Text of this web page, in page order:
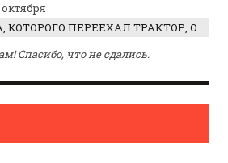
октября
СЕРДЦЕ ПАЦИЕНТА, КОТОРОГО ПЕРЕЕХАЛ ТРАКТОР, ОБНАРУЖИЛИ… В ЖИВОТЕ
Спасибо, что не сдались.